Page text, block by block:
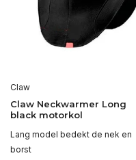
Claw
Claw Neckwarmer Long
black motorkol
Lang model bedekt de nek en
borst